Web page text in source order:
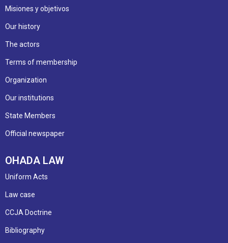
Misiones y objetivos
Our history
The actors
Terms of membership
Organization
Our institutions
State Members
Official newspaper
OHADA LAW
Uniform Acts
Law case
CCJA Doctrine
Bibliography